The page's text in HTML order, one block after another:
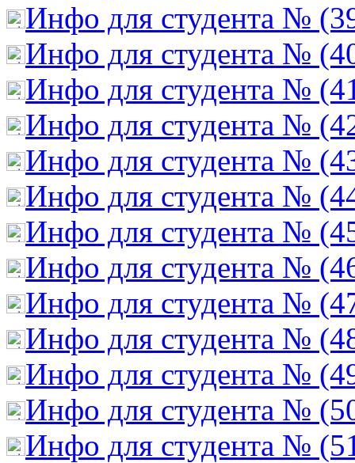
Инфо для студента №
Инфо для студента №
Инфо для студента №
Инфо для студента №
Инфо для студента №
Инфо для студента №
Инфо для студента №
Инфо для студента №
Инфо для студента №
Инфо для студента №
Инфо для студента №
Инфо для студента №
Инфо для студента №